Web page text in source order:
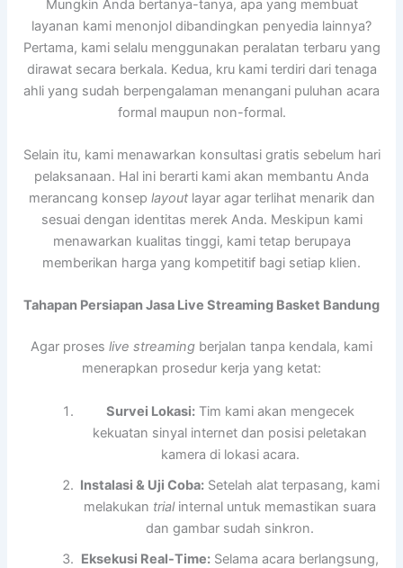
Mungkin Anda bertanya-tanya, apa yang membuat
layanan kami menonjol dibandingkan penyedia lainnya?
Pertama, kami selalu menggunakan peralatan terbaru yang
dirawat secara berkala. Kedua, kru kami terdiri dari tenaga
ahli yang sudah berpengalaman menangani puluhan acara
formal maupun non-formal.
Selain itu, kami menawarkan konsultasi gratis sebelum hari
pelaksanaan. Hal ini berarti kami akan membantu Anda
merancang konsep layoutlayar agar terlihat menarik dan
sesuai dengan identitas merek Anda. Meskipun kami
menawarkan kualitas tinggi, kami tetap berupaya
memberikan harga yang kompetitif bagi setiap klien.
Tahapan Persiapan Jasa Live Streaming Basket Bandung
Agar proses live streaming berjalan tanpa kendala, kami
menerapkan prosedur kerja yang ketat:
Survei Lokasi:Tim kami akan mengecek
kekuatan sinyal internet dan posisi peletakan
kamera di lokasi acara.
Instalasi & Uji Coba: Setelah alat terpasang, kami
melakukan trialinternal untuk memastikan suara
dan gambar sudah sinkron.
Eksekusi Real-Time: Selama acara berlangsung,